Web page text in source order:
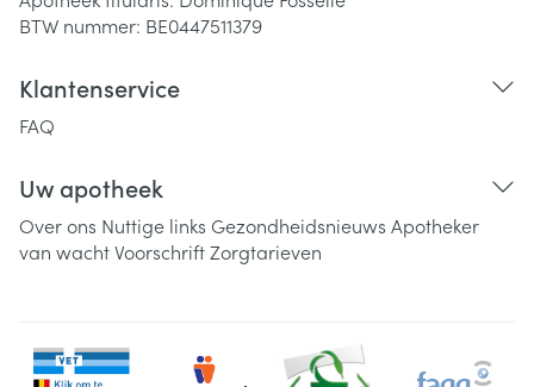
BTW nummer: BE0447511379
Klantenservice
FAQ
Uw apotheek
Over ons Nuttige links Gezondheidsnieuws Apotheker
van wachtVoorschriftZorgtarieven